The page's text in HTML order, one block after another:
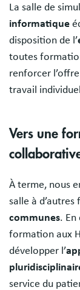
La salle de
informatique
disposition de l’
toutes
renforcer
travail
Vers une
À terme, nous
salle à
communes. En
formation aux
développer l’
service du